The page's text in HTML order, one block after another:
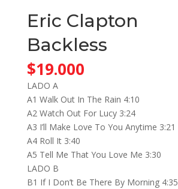
Eric Clapton
Backless
$19.000
LADO A
A1 Walk Out In The Rain 4:10
A2 Watch Out For Lucy 3:24
A3 I’ll Make Love To You Anytime 3:21
A4 Roll It 3:40
A5 Tell Me That You Love Me 3:30
LADO B
B1 If I Don’t Be There By Morning 4:35